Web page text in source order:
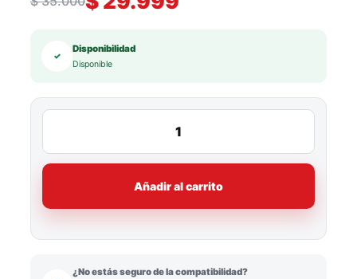
✓
Disponibilidad
Disponible
Añadir al carrito
¿No estás seguro de la compatibilidad?